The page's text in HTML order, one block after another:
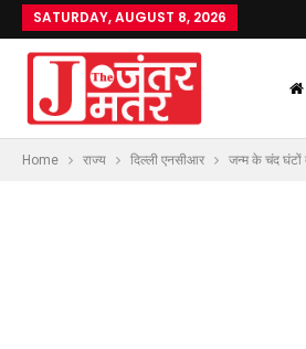
SATURDAY, AUGUST 8, 2026
Home राज्य दिल्ली एनसीआर जन्म के चंद घंटों